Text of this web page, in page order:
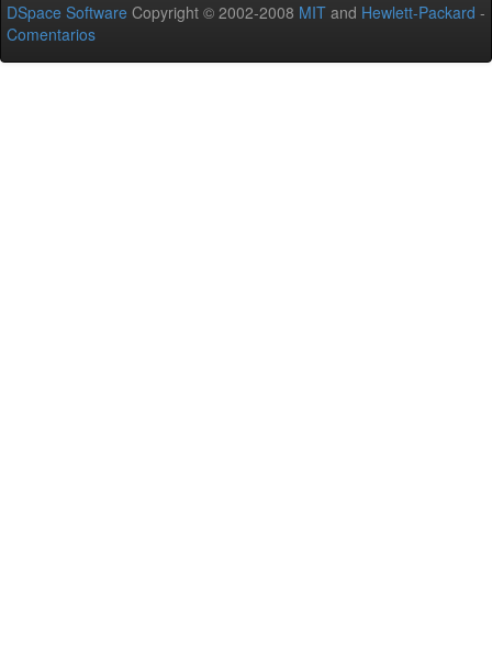
DSpace Software Copyright © 2002-2008 MIT and Hewlett-Packard -
Comentarios